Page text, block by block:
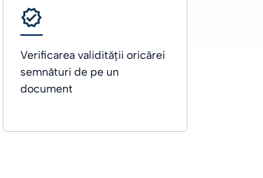
Contactați-ne
Verificarea validității oricărei
semnături de pe un
document